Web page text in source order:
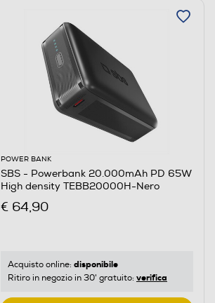
POWER BANK
SBS - Powerbank 20.000mAh PD 65W
High density TEBB20000H-Nero
€ 64,90
Acquisto online: disponibile
Ritiro in negozio in 30' gratuito: verifica